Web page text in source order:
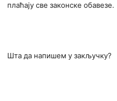
плаћају све законске обавезе.
Шта да напишем у закључку?